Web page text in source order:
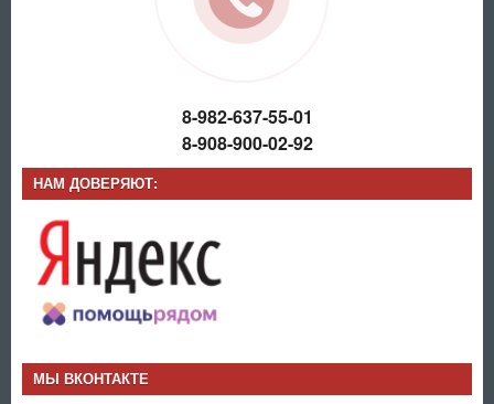
8-982-637-55-01
8-908-900-02-92
НАМ ДОВЕРЯЮТ:
МЫ ВКОНТАКТЕ